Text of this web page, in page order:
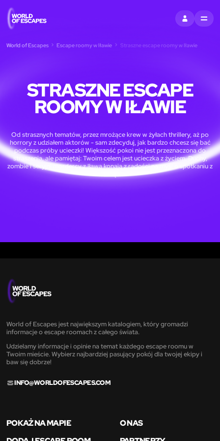
ZALOGUJ SIĘ
MENU
World of Escapes Escape roomy w Iławie Straszne escape roomy w Iławie
STRASZNE ESCAPE
ROOMY W IŁAWIE
Od strasznych tematów, przez mrożące krew w żyłach thrillery, aż po
horrory z udziałem aktorów - sam zdecyduj, jak bardzo chcesz się bać
podczas próby ucieczki! Większość pokoi nie jest przeznaczona do
straszenia, ale pamiętaj: Twoim celem jest ucieczka z życiem. Duchy,
zombie i seryjni mordercy z Iława konają z radości na myśl o spotkaniu z
World of Escapes jest największym katalogiem, który gromadzi
informacje o escape roomach z całego świata.
Udzielamy informacje i opinie na temat każdego escape roomu w
Twoim mieście. Wybierz najbardziej pasujący pokój dla twojej ekipy i
baw się dobrze!
INFO@WORLDOFESCAPES.COM
POKAŻ NA MAPIE
O NAS